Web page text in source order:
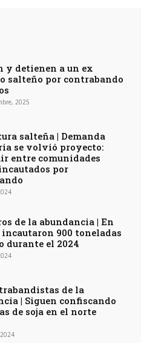
y detienen a un ex
salteño por contrabando
2025
salteña | Demanda
se volvió proyecto:
entre comunidades
por
de la abundancia | En
incautaron 900 toneladas
durante el 2024
de la
| Siguen confiscando
de soja en el norte